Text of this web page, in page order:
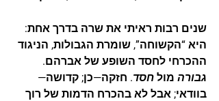
שנים רבות ראיתי את שרה בדרך אחת:
היא “הקשוחה”, שומרת הגבולות, הניגוד
ההכרחי לחסד השופע של אברהם.
גבורה מול חסד. חזקה—כן; קדושה—
בוודאי; אבל לא בהכרח הדמות של רוך